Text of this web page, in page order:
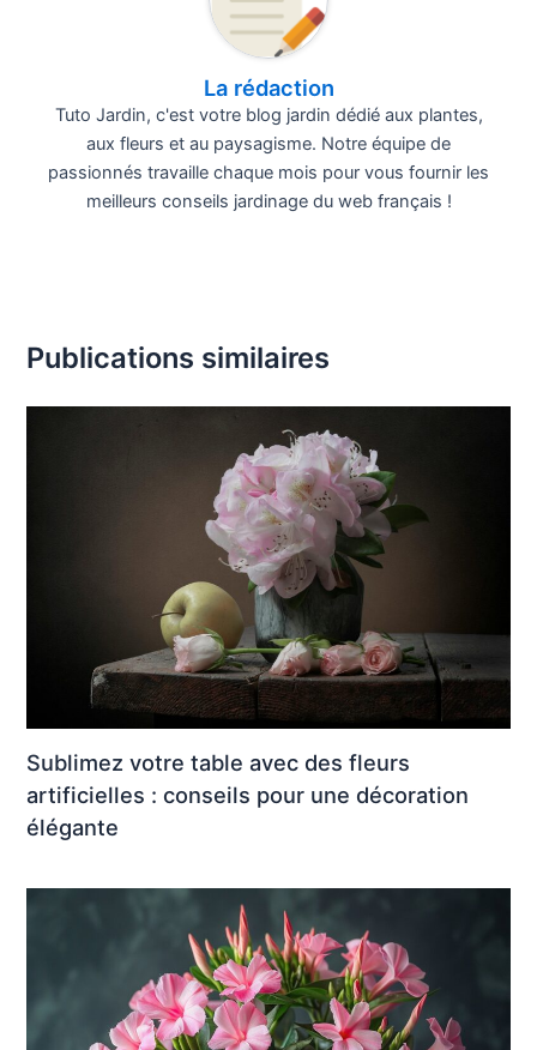
La rédaction
Tuto Jardin, c'est votre blog jardin dédié aux plantes,
aux fleurs et au paysagisme. Notre équipe de
passionnés travaille chaque mois pour vous fournir les
meilleurs conseils jardinage du web français !
Publications similaires
Sublimez votre table avec des fleurs
artificielles : conseils pour une décoration
élégante